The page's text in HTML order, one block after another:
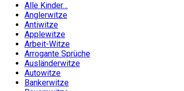
Alle Kinder…
Anglerwitze
Antiwitze
Applewitze
Arbeit-Witze
Arrogante Sprüche
Ausländerwitze
Autowitze
Bankerwitze